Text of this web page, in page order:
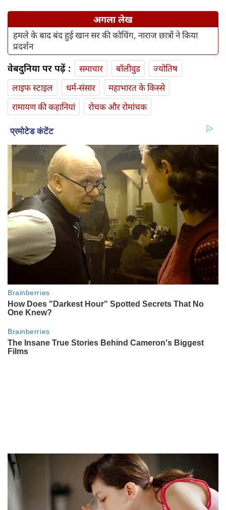
अगला लेख
हमले के बाद बंद हुई खान सर की कोचिंग, नाराज छात्रों ने किया
प्रदर्शन
वेबदुनिया पर पढ़ें : समाचार बॉलीवुड
ज्योतिष
लाइफ स्‍टाइल
धर्म-संसार
महाभारत के किस्से
रामायण की कहानियां
रोचक और रोमांचक